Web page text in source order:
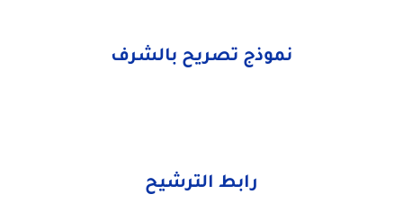
نموذج تصريح بالشرف
رابط الترشيح